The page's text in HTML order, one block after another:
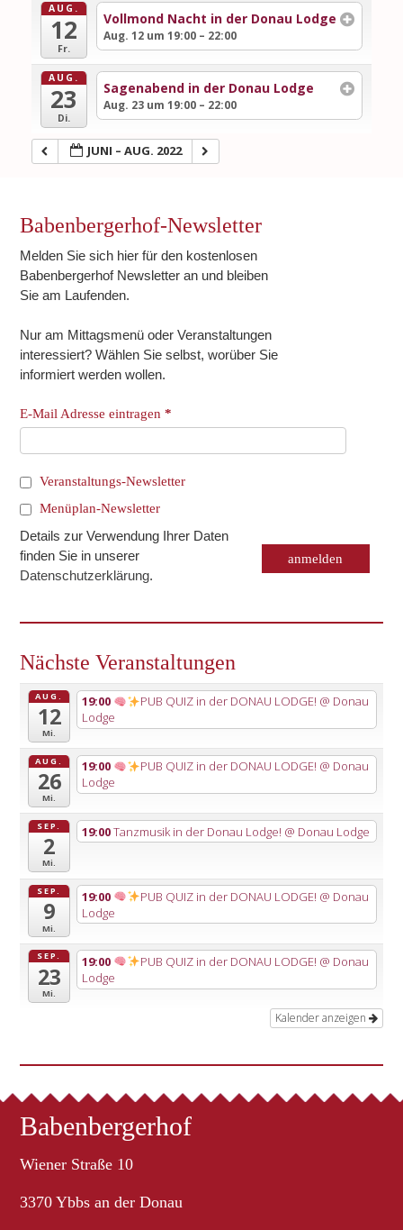
AUG.
12
Fr.
Vollmond Nacht in der Donau Lodge
Aug. 12 um 19:00 – 22:00
AUG.
23
Di.
Sagenabend in der Donau Lodge
Aug. 23 um 19:00 – 22:00
JUNI – AUG. 2022
Babenbergerhof-Newsletter
Melden Sie sich hier für den kostenlosen
Babenbergerhof Newsletter an und bleiben
Sie am Laufenden.
Nur am Mittagsmenü oder Veranstaltungen
interessiert? Wählen Sie selbst, worüber Sie
informiert werden wollen.
E-Mail Adresse eintragen*
Veranstaltungs-Newsletter
Menüplan-Newsletter
Details zur Verwendung Ihrer Daten
finden Sie in unserer
Datenschutzerklärung.
Nächste Veranstaltungen
AUG.
12
Mi.
19:00 PUB QUIZ in der DONAU LODGE! @ Donau
Lodge
AUG.
26
Mi.
19:00 PUB QUIZ in der DONAU LODGE! @ Donau
Lodge
SEP.
2
Mi.
19:00Tanzmusik in der Donau Lodge! @ Donau Lodge
SEP.
9
Mi.
19:00 PUB QUIZ in der DONAU LODGE! @ Donau
Lodge
SEP.
23
Mi.
19:00 PUB QUIZ in der DONAU LODGE! @ Donau
Lodge
Kalender anzeigen
Babenbergerhof
Wiener Straße 10
3370 Ybbs an der Donau